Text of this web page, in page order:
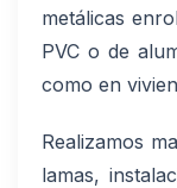
metálicas
PVC o de
como en
Realizamos
lamas,